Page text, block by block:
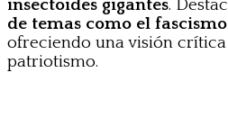
insectoides gigantes.
de temas como el
ofreciendo una visión
patriotismo.